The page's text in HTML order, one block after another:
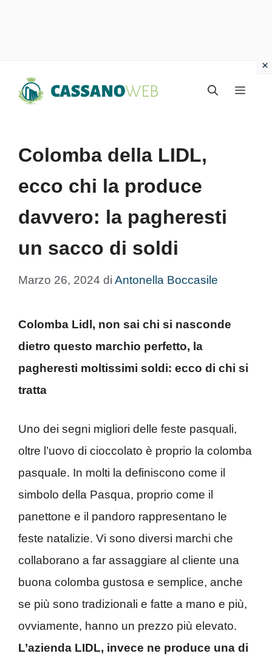
Menu
Colomba della LIDL,
ecco chi la produce
davvero: la pagheresti
un sacco di soldi
Marzo 26, 2024 di Antonella Boccasile
Colomba Lidl, non sai chi si nasconde
dietro questo marchio perfetto, la
pagheresti moltissimi soldi: ecco di chi si
tratta
Uno dei segni migliori delle feste pasquali,
oltre l’uovo di cioccolato è proprio la colomba
pasquale. In molti la definiscono come il
simbolo della Pasqua, proprio come il
panettone e il pandoro rappresentano le
feste natalizie. Vi sono diversi marchi che
collaborano a far assaggiare al cliente una
buona colomba gustosa e semplice, anche
se più sono tradizionali e fatte a mano e più,
ovviamente, hanno un prezzo più elevato.
L’azienda LIDL, invece ne produce una di